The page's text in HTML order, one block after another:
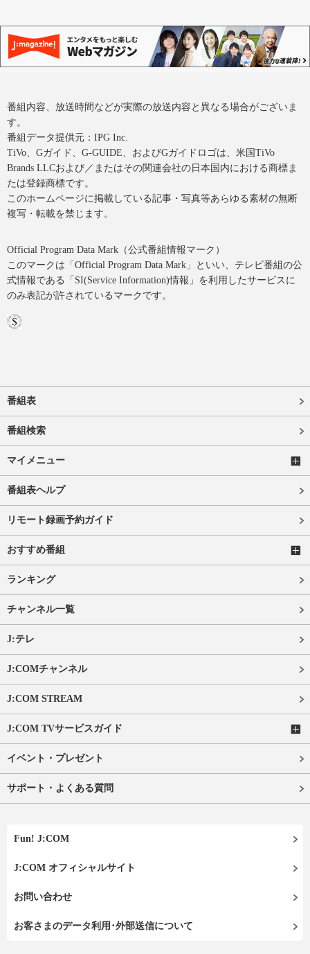
番組内容、放送時間などが実際の放送内容と異なる場合がございま
す。
番組データ提供元：IPG Inc.
TiVo、Gガイド、G-GUIDE、およびGガイドロゴは、米国TiVo
Brands LLCおよび／またはその関連会社の日本国内における商標ま
たは登録商標です。
このホームページに掲載している記事・写真等あらゆる素材の無断
複写・転載を禁じます。
Official Program Data Mark（公式番組情報マーク）
このマークは「Official Program Data Mark」といい、テレビ番組の公
式情報である「SI(Service Information)情報」を利用したサービスに
のみ表記が許されているマークです。
番組表
番組検索
マイメニュー
番組表ヘルプ
リモート録画予約ガイド
おすすめ番組
ランキング
チャンネル一覧
J:テレ
J:COMチャンネル
J:COM STREAM
J:COM TVサービスガイド
イベント・プレゼント
サポート・よくある質問
Fun! J:COM
J:COM オフィシャルサイト
お問い合わせ
お客さまのデータ利用･外部送信について